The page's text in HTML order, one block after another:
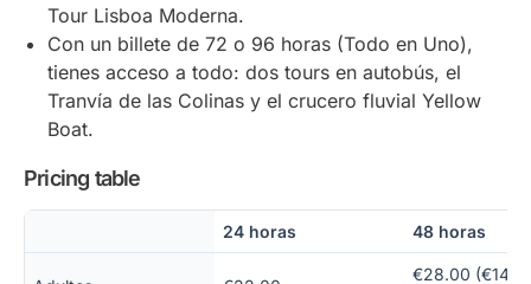
Tour Lisboa Moderna.
Con un billete de 72 o 96 horas (Todo en Uno),
tienes acceso a todo: dos tours en autobús, el
Tranvía de las Colinas y el crucero fluvial Yellow
Boat.
Pricing table
24 horas 48 horas
€28.00